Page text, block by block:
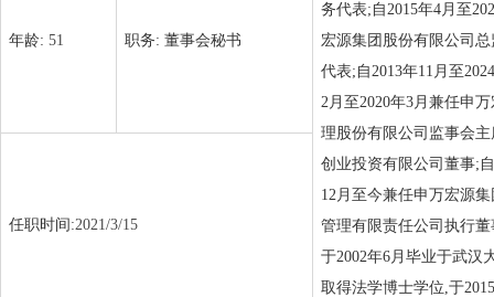
务代表;自2015年4月至
宏源集团股份有限公司
代表;自2013年11月至
2月至2020年3月兼任申
理股份有限公司监事会主
创业投资有限公司董事;
12月至今兼任申万宏源
管理有限责任公司执行
于2002年6月毕业于武汉
取得法学博士学位,于
年龄: 51 职务: 董事会秘书
任职时间:2021/3/15